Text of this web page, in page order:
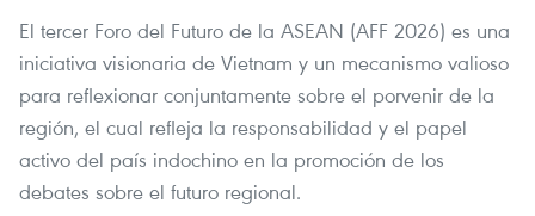
El tercer Foro del Futuro de la ASEAN (AFF 2026) es una
iniciativa visionaria de Vietnam y un mecanismo valioso
para reflexionar conjuntamente sobre el porvenir de la
región, el cual refleja la responsabilidad y el papel
activo del país indochino en la promoción de los
debates sobre el futuro regional.